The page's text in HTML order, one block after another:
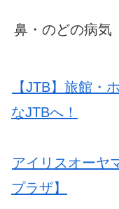
鼻・のどの病気
【JTB】旅館・
なJTBへ！
アイリスオーヤ
プラザ】